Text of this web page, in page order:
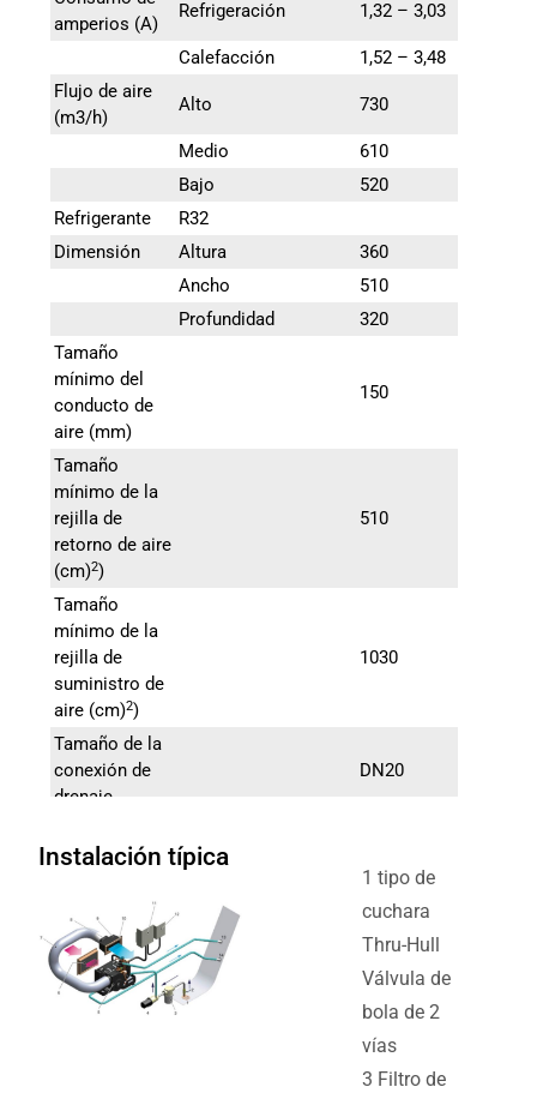
amperios (A)
Refrigeración 1,32 – 3,03
Calefacción
1,52 – 3,48
Flujo de aire
(m3/h)
Alto 730
Medio
610
Bajo
520
Refrigerante
R32
Dimensión
Altura
360
Ancho
510
Profundidad
320
Tamaño
mínimo del
conducto de
aire (mm)
150
Tamaño
mínimo de la
rejilla de
retorno de aire
(cm)2)
510
Tamaño
mínimo de la
rejilla de
suministro de
aire (cm)2)
1030
Tamaño de la
conexión de
drenaje
DN20
agua marina
29.5
Instalación típica
1 tipo de
cuchara
Thru-Hull
Válvula de
bola de 2
vías
3 Filtro de